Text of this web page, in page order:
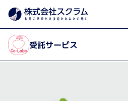
Home
受託サービス